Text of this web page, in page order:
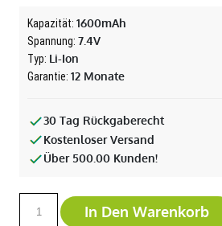
Kapazität: 1600mAh
Spannung: 7.4V
Typ: Li-Ion
Garantie: 12 Monate
30 Tag Rückgaberecht
Kostenloser Versand
Über 500.00 Kunden!
In Den Warenkorb